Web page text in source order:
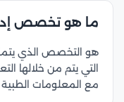
ما هو تخصص
هو التخصص الذي
التي يتم من خلالها
مع المعلومات الطبية